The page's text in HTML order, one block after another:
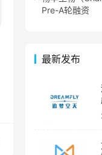
Pre-A轮融资
最新发布